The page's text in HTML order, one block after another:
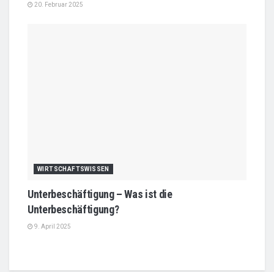
20. Februar 2025
WIRTSCHAFTSWISSEN
Unterbeschäftigung – Was ist die
Unterbeschäftigung?
9. April 2025